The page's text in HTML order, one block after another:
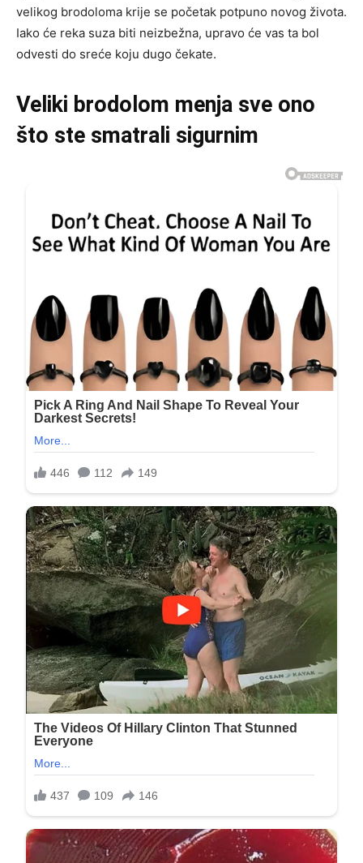
velikog brodoloma krije se početak potpuno novog života.
Iako će reka suza biti neizbežna, upravo će vas ta bol
odvesti do sreće koju dugo čekate.
Veliki brodolom menja sve ono
što ste smatrali sigurnim